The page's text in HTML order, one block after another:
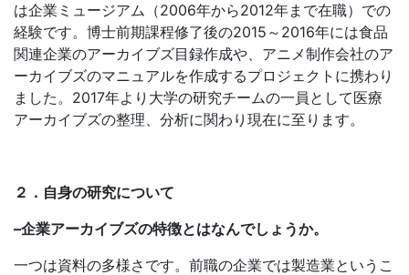
は企業ミュージアム（2006年から2012年まで在職）での
経験です。博士前期課程修了後の2015～2016年には食品
関連企業のアーカイブズ目録作成や、アニメ制作会社のア
ーカイブズのマニュアルを作成するプロジェクトに携わり
ました。2017年より大学の研究チームの一員として医療
アーカイブズの整理、分析に関わり現在に至ります。
２．自身の研究について
–企業アーカイブズの特徴とはなんでしょうか。
一つは資料の多様さです。前職の企業では製造業というこ